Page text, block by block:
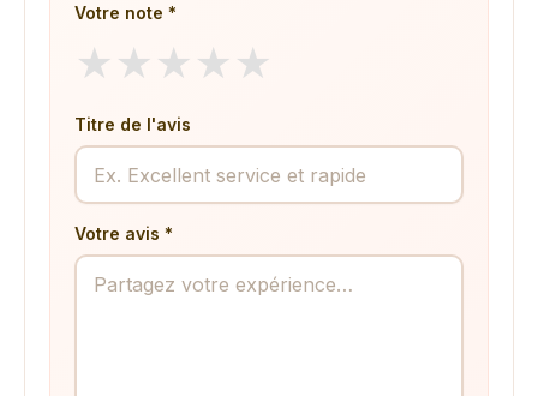
Votre note *
★ ★ ★ ★ ★
Titre de l'avis
Votre avis *